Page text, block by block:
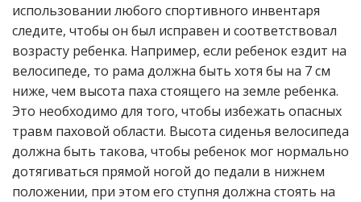
использовании любого спортивного инвентаря
следите, чтобы он был исправен и соответствовал
возрасту ребенка. Например, если ребенок ездит на
велосипеде, то рама должна быть хотя бы на 7 см
ниже, чем высота паха стоящего на земле ребенка.
Это необходимо для того, чтобы избежать опасных
травм паховой области. Высота сиденья велосипеда
должна быть такова, чтобы ребенок мог нормально
дотягиваться прямой ногой до педали в нижнем
положении, при этом его ступня должна стоять на